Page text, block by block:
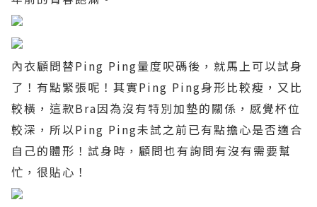
內衣顧問替Ping Ping量度呎碼後，就馬上可以試身
了！有點緊張呢！其實Ping Ping身形比較瘦，又比
較橫，這款Bra因為沒有特別加墊的關係，感覺杯位
較深，所以Ping Ping未試之前已有點擔心是否適合
自己的體形！試身時，顧問也有詢問有沒有需要幫
忙，很貼心！